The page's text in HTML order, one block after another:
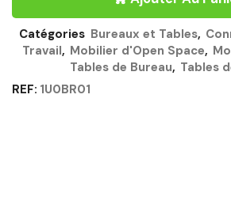
STRUCTURÉ
-
GAUTIER
Catégories Bureaux et Tables,
Travail, Mobilier d'Open Space,
Tables de Bureau, Tables
REF: 1U0BR01